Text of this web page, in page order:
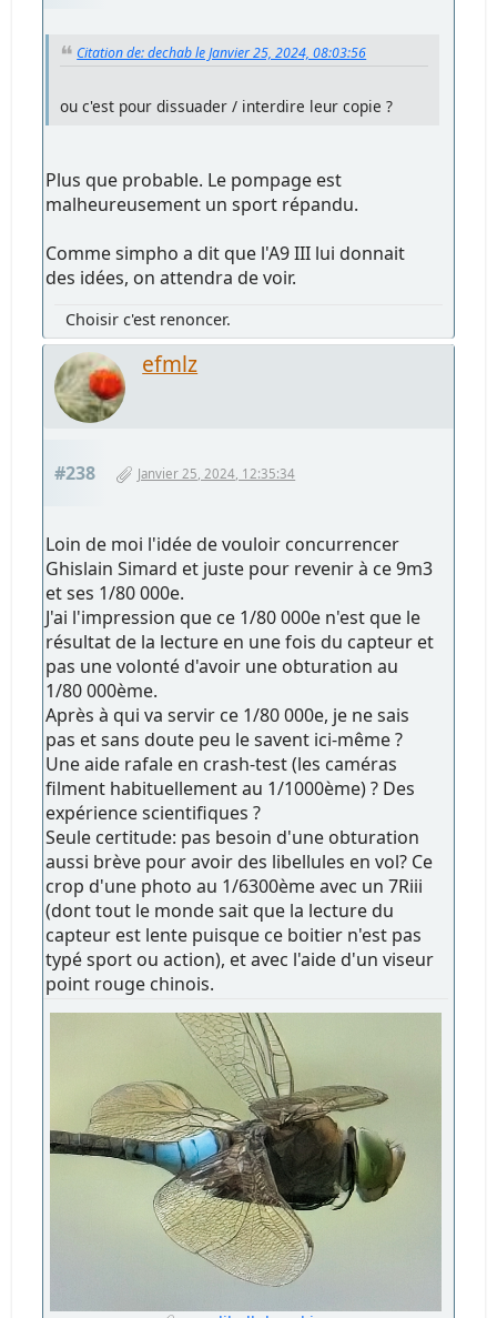
Citation de: dechab le Janvier 25, 2024, 08:03:56
ou c'est pour dissuader / interdire leur copie ?
Plus que probable. Le pompage est
malheureusement un sport répandu.
Comme simpho a dit que l'A9 III lui donnait
des idées, on attendra de voir.
Choisir c'est renoncer.
efmlz
#238 Janvier 25, 2024, 12:35:34
Loin de moi l'idée de vouloir concurrencer
Ghislain Simard et juste pour revenir à ce 9m3
et ses 1/80 000e.
J'ai l'impression que ce 1/80 000e n'est que le
résultat de la lecture en une fois du capteur et
pas une volonté d'avoir une obturation au
1/80 000ème.
Après à qui va servir ce 1/80 000e, je ne sais
pas et sans doute peu le savent ici-même ?
Une aide rafale en crash-test (les caméras
filment habituellement au 1/1000ème) ? Des
expérience scientifiques ?
Seule certitude: pas besoin d'une obturation
aussi brève pour avoir des libellules en vol? Ce
crop d'une photo au 1/6300ème avec un 7Riii
(dont tout le monde sait que la lecture du
capteur est lente puisque ce boitier n'est pas
typé sport ou action), et avec l'aide d'un viseur
point rouge chinois.